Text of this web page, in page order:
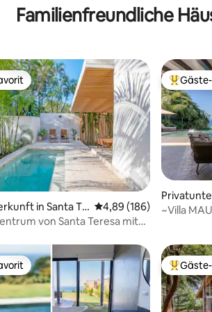
Familienfreundliche
4,88 von 5, 146 Bewertungen
in Santa Te Durchschnittliche
4,89 (186)
von Santa Teresa mit
~Villa